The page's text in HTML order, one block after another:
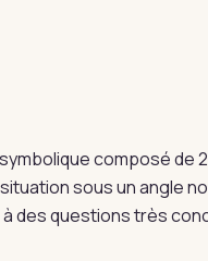
composé de
sous un angle
des questions très